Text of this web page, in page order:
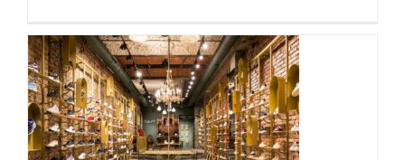
cementni pod